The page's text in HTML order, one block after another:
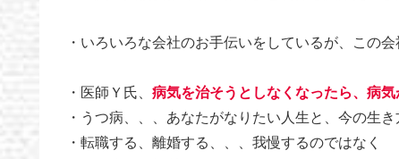
・いろいろな会社のお手伝いをしているが、この
・医師Ｙ氏、 病気を治そうとしなくなったら、病
・うつ病、、、あなたがなりたい人生と、今の生き
・転職する、離婚する、、、我慢するのではなく